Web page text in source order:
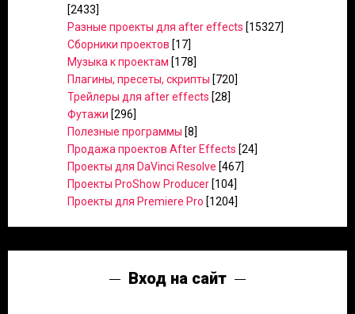
[2433]
Разные проекты для after effects [15327]
Сборники проектов [17]
Музыка к проектам [178]
Плагины, пресеты, скрипты [720]
Трейлеры для after effects [28]
Футажи [296]
Полезные программы [8]
Продажа проектов After Effects [24]
Проекты для DaVinci Resolve [467]
Проекты ProShow Producer [104]
Проекты для Premiere Pro [1204]
Вход на сайт